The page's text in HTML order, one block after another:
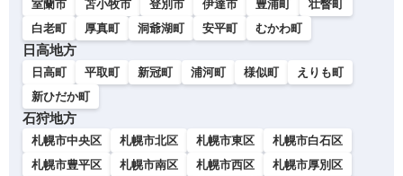
室蘭市 苫小牧市 登別市 伊達市 豊浦町
壮瞥町
白老町
厚真町 洞爺湖町 安平町 むかわ町
日高地方
日高町 平取町 新冠町 浦河町 様似町
えりも町
新ひだか町
石狩地方
札幌市中央区 札幌市北区 札幌市東区
札幌市白石区
札幌市豊平区
札幌市南区 札幌市西区
札幌市厚別区